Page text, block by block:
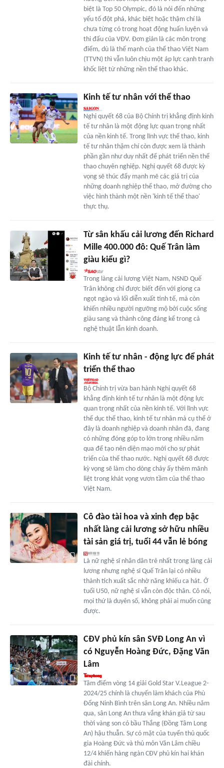
biệt là Top 50 Olympic, đó là nói đến những
yếu tố đột phá, khác biệt hoặc thậm chí là
chưa từng có trong hoạt động huấn luyện và
thi đấu của VĐV. Đơn giản là các môn trọng
điểm, dù là thế mạnh của thể thao Việt Nam
(TTVN) thì vẫn luôn chịu một áp lực cạnh tranh
khốc liệt từ những nền thể thao khác.
Kinh tế tư nhân với thể thao
Nghị quyết 68 của Bộ Chính trị khẳng định kinh
tế tư nhân là một động lực quan trọng nhất
của nền kinh tế. Trong lĩnh vực thể thao, kinh
tế tư nhân thậm chí còn được xem là thành
phần gần như duy nhất để phát triển nền thể
thao chuyên nghiệp. Nghị quyết 68 được kỳ
vọng sẽ thúc đẩy mạnh mẽ các giá trị của
những doanh nghiệp thể thao, mở đường cho
việc hình thành một nền 'kinh tế thể thao'
thực thụ.
Từ sân khấu cải lương đến Richard
Mille 400.000 đô: Quế Trân làm
giàu kiểu gì?
Trong làng cải lương Việt Nam, NSND Quế
Trân không chỉ được biết đến với giọng ca
ngọt ngào và lối diễn xuất tinh tế, mà còn
khiến nhiều người ngưỡng mộ bởi cuộc sống
giàu sang và thành công đáng kể trong cả
nghệ thuật lẫn kinh doanh.
Kinh tế tư nhân - động lực để phát
triển thể thao
Bộ Chính trị vừa ban hành Nghị quyết 68
khẳng định kinh tế tư nhân là một động lực
quan trọng nhất của nền kinh tế. Với lĩnh vực
thể dục thể thao, kinh tế tư nhân mà cụ thể ở
đây là doanh nghiệp và doanh nhân đã, đang
có những đóng góp to lớn trong nhiều năm
qua để tạo nên diện mạo mới cho sự phát
triển của thể thao nước. Nghị quyết 68 được
kỳ vọng sẽ làm cho dòng chảy ấy thêm mãnh
liệt trong khát vọng vươn tầm của thể thao
Việt Nam.
Cô đào tài hoa và xinh đẹp bậc
nhất làng cải lương sở hữu nhiều
tài sản giá trị, tuổi 44 vẫn lẻ bóng
Là nữ nghệ sĩ nhân dân trẻ nhất trong làng cải
lương nhưng nghệ sĩ Quế Trân lại có nhiều
thành tích xuất sắc nhờ năng khiếu ca hát. Ở
tuổi U50, nữ nghệ sĩ vẫn còn độc thân. Cô nói,
mọi thứ là duyên số, không phải ai muốn cũng
được.
CĐV phủ kín sân SVĐ Long An vì
có Nguyễn Hoàng Đức, Đặng Văn
Lâm
Tâm điểm vòng 14 giải Gold Star V.League 2-
2024/25 chính là chuyến làm khách của Phù
Đổng Ninh Bình trên sân Long An. Nhiều năm
qua, sân Long An thưa vắng khán giả từ sau
thời vàng son có bầu Thắng (Đồng Tâm Long
An) hậu thuẫn. Sự có mặt của tuyển thủ quốc
gia Hoàng Đức và thủ môn Văn Lâm chiều
12/4 khiến hàng ngàn CĐV phủ kín hai khán
đài chính.